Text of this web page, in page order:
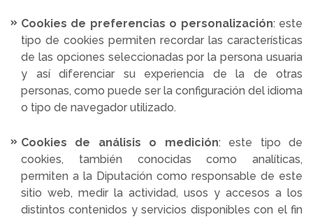
Cookies de preferencias o personalización: este
tipo de cookies permiten recordar las características
de las opciones seleccionadas por la persona usuaria
y así diferenciar su experiencia de la de otras
personas, como puede ser la configuración del idioma
o tipo de navegador utilizado.
Cookies de análisis o medición: este tipo de
cookies, también conocidas como analíticas,
permiten a la Diputación como responsable de este
sitio web, medir la actividad, usos y accesos a los
distintos contenidos y servicios disponibles con el fin